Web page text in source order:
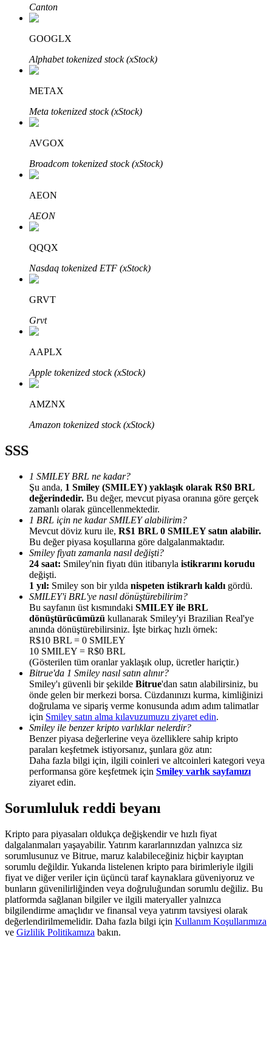
Otomatik Yatırım
Uzun vadeli kâr ve esnek çıkarlar elde edin
Stake Etmeyi Öğrenin
Pasif gelir kazanma hakkında bilgi edinin
Kullanıcı başına %65'e kadar komisyon!
Yönlendirme
Arkadaşını davet et, nakit ödüller kazan
BTC Welcome Rewards
Deposit CASHCAT & Win
Share 500000 CASHCAT prize pool
Canton
GOOGLX
Alphabet tokenized stock (xStock)
METAX
Meta tokenized stock (xStock)
AVGOX
Broadcom tokenized stock (xStock)
AEON
AEON
QQQX
Nasdaq tokenized ETF (xStock)
GRVT
Grvt
AAPLX
Apple tokenized stock (xStock)
AMZNX
Amazon tokenized stock (xStock)
SSS
1 SMILEY BRL ne kadar?
Şu anda, 1 Smiley (SMILEY) yaklaşık olarak R$0 BRL
değerindedir. Bu değer, mevcut piyasa oranına göre gerçek
zamanlı olarak güncellenmektedir.
1 BRL için ne kadar SMILEY alabilirim?
Mevcut döviz kuru ile, R$1 BRL 0 SMILEY satın alabilir.
Bu değer piyasa koşullarına göre dalgalanmaktadır.
Smiley fiyatı zamanla nasıl değişti?
24 saat: Smiley'nin fiyatı dün itibarıyla istikrarını korudu
değişti.
1 yıl: Smiley son bir yılda nispeten istikrarlı kaldı gördü.
SMILEY'i BRL'ye nasıl dönüştürebilirim?
Bu sayfanın üst kısmındaki SMILEY ile BRL
dönüştürücümüzü kullanarak Smiley'yi Brazilian Real'ye
anında dönüştürebilirsiniz. İşte birkaç hızlı örnek:
R$10 BRL = 0 SMILEY
10 SMILEY = R$0 BRL
(Gösterilen tüm oranlar yaklaşık olup, ücretler hariçtir.)
Bitrue'da 1 Smiley nasıl satın alınır?
Smiley'ı güvenli bir şekilde Bitrue'dan satın alabilirsiniz, bu
önde gelen bir merkezi borsa. Cüzdanınızı kurma, kimliğinizi
doğrulama ve sipariş verme konusunda adım adım talimatlar
için Smiley satın alma kılavuzumuzu ziyaret edin.
Smiley ile benzer kripto varlıklar nelerdir?
Benzer piyasa değerlerine veya özelliklere sahip kripto
paraları keşfetmek istiyorsanız, şunlara göz atın:
Daha fazla bilgi için, ilgili coinleri ve altcoinleri kategori veya
performansa göre keşfetmek için Smiley varlık sayfamızı
ziyaret edin.
Sorumluluk reddi beyanı
Kripto para piyasaları oldukça değişkendir ve hızlı fiyat
dalgalanmaları yaşayabilir. Yatırım kararlarınızdan yalnızca siz
sorumlusunuz ve Bitrue, maruz kalabileceğiniz hiçbir kayıptan
sorumlu değildir. Yukarıda listelenen kripto para birimleriyle ilgili
fiyat ve diğer veriler için üçüncü taraf kaynaklara güveniyoruz ve
bunların güvenilirliğinden veya doğruluğundan sorumlu değiliz. Bu
platformda sağlanan bilgiler ve ilgili materyaller yalnızca
bilgilendirme amaçlıdır ve finansal veya yatırım tavsiyesi olarak
değerlendirilmemelidir. Daha fazla bilgi için Kullanım Koşullarımıza
ve Gizlilik Politikamıza bakın.